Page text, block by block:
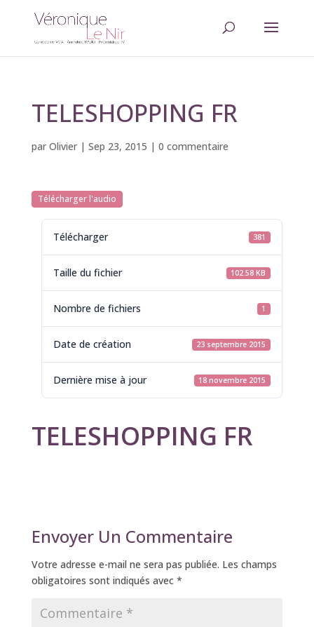
TELESHOPPING FR
par Olivier| Sep 23, 2015 | 0 commentaire
Télécharger l'audio
Télécharger 381
Taille du fichier 102.58 KB
Nombre de fichiers 1
Date de création 23 septembre 2015
Dernière mise à jour 18 novembre 2015
TELESHOPPING FR
Envoyer Un Commentaire
Votre adresse e-mail ne sera pas publiée. Les champs
obligatoires sont indiqués avec *